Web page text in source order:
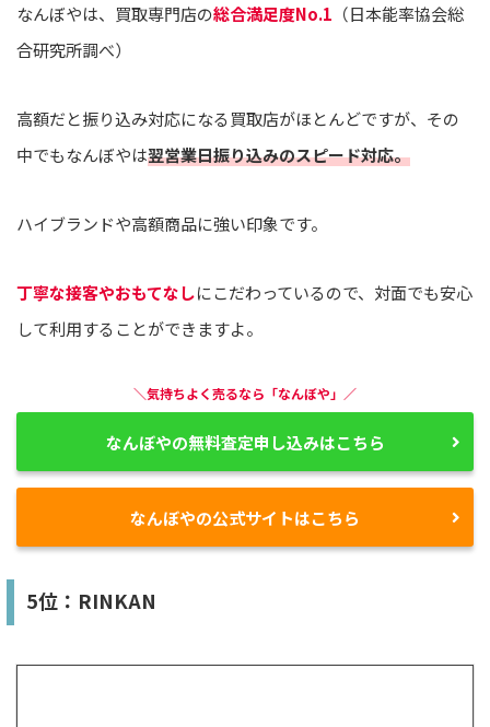
なんぼやは、買取専門店の総合満足度No.1 （日本能率協会総
合研究所調べ）
高額だと振り込み対応になる買取店がほとんどですが、その
中でもなんぼやは翌営業日振り込みのスピード対応。
ハイブランドや高額商品に強い印象です。
丁寧な接客やおもてなしにこだわっているので、対面でも安心
して利用することができますよ。
＼気持ちよく売るなら「なんぼや」／
なんぼやの無料査定申し込みはこちら
なんぼやの公式サイトはこちら
5位：RINKAN